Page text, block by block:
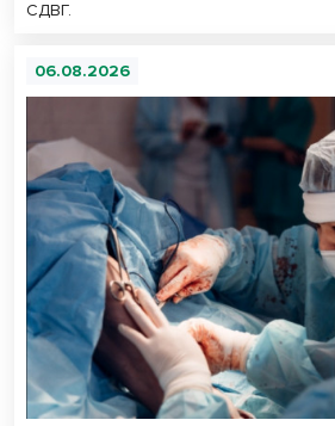
СДВГ.
06.08.2026